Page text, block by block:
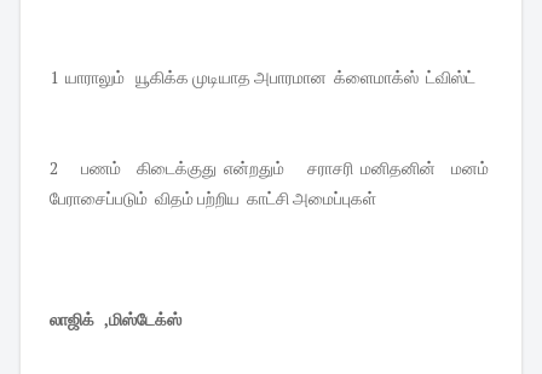
1 யாராலும் யூகிக்க முடியாத அபாரமான க்ளைமாக்ஸ் ட்விஸ்ட்
2 பணம் கிடைக்குது என்றதும் சராசரி மனிதனின் மனம்
பேராசைப்படும் விதம் பற்றிய காட்சி அமைப்புகள்
லாஜிக் ,மிஸ்டேக்ஸ்